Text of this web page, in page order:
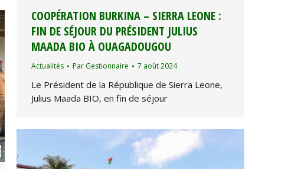
COOPÉRATION BURKINA – SIERRA LEONE :
FIN DE SÉJOUR DU PRÉSIDENT JULIUS
MAADA BIO À OUAGADOUGOU
Actualités Par Gestionnaire 7 août 2024
Le Président de la République de Sierra Leone,
Julius Maada BIO, en fin de séjour